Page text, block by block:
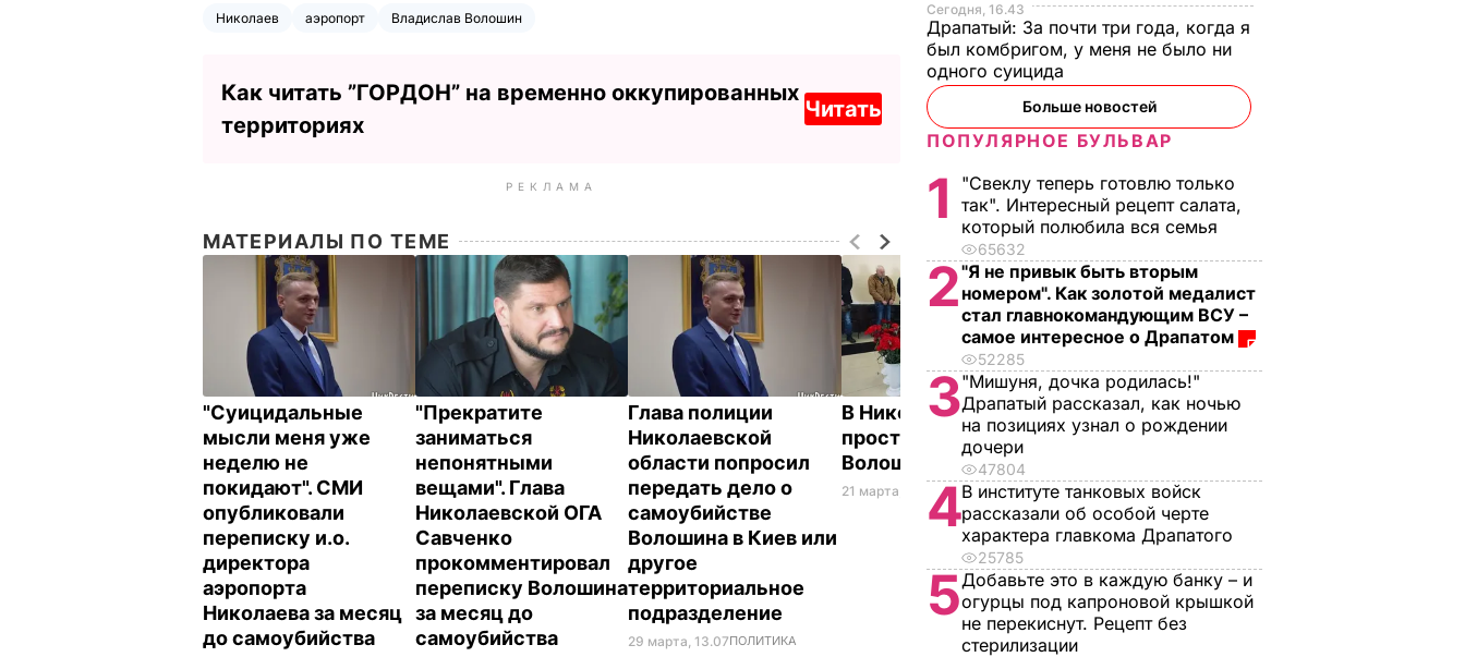
Николаев аэропорт Владислав Волошин
Как читать ”ГОРДОН” на временно оккупированных
территориях
Читать
РЕКЛАМА
МАТЕРИАЛЫ ПО ТЕМЕ
"Суицидальные
мысли меня уже
неделю не
покидают". СМИ
опубликовали
переписку и.о.
директора
аэропорта
Николаева за месяц
до самоубийства
"Прекратите
заниматься
непонятными
вещами". Глава
Николаевской ОГА
Савченко
прокомментировал
переписку Волошина
за месяц до
самоубийства
Глава полиции
Николаевской
области попросил
передать дело о
самоубийстве
Волошина в Киев или
другое
территориальное
подразделение
29 марта, 13.07ПОЛИТИКА
В Николаеве
простились с
Волошиным
21 марта, 18.26ОБЩЕСТВО
Сегодня, 16.43
Драпатый: За почти три года, когда я
был комбригом, у меня не было ни
одного суицида
Больше новостей
ПОПУЛЯРНОЕ БУЛЬВАР
1
"Свеклу теперь готовлю только
так". Интересный рецепт салата,
который полюбила вся семья
65632
2"Я не привык быть вторым
номером". Как золотой медалист
стал главнокомандующим ВСУ –
самое интересное о Драпатом
52285
3"Мишуня, дочка родилась!"
Драпатый рассказал, как ночью
на позициях узнал о рождении
дочери
47804
4В институте танковых войск
рассказали об особой черте
характера главкома Драпатого
25785
5Добавьте это в каждую банку – и
огурцы под капроновой крышкой
не перекиснут. Рецепт без
стерилизации